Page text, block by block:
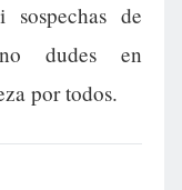
sospechas de
dudes en
por todos.